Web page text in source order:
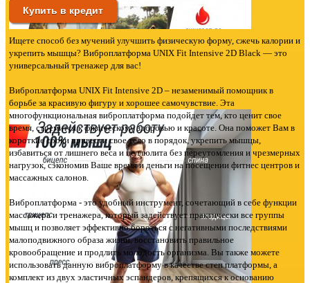
Купить в кредит
Ищете способ без мучений улучшить физическую форму, сжечь калории и
укрепить мышцы? Виброплатформа UNIX Fit Intensive 2D Black — это
универсальный тренажер для вас!
Виброплатформа UNIX Fit Intensive 2D – незаменимый помощник в
борьбе за красивую фигуру и хорошее самочувствие. Эта
многофункциональная виброплатформа подойдет тем, кто ценит свое
время, стремится к физическому здоровью и красоте. Она поможет Вам в
короткие сроки привести свое тело в порядок, укрепить мышцы,
избавиться от лишнего веса и целлюлита без переутомления и чрезмерных
нагрузок, сэкономив Ваше время и деньги на посещении фитнес центров и
массажных салонов.
Виброплатформа - это удобный инструмент, сочетающий в себе функции
массажера и тренажера, который задействует практически все группы
мышц и позволяет эффективно бороться с негативными последствиями
малоподвижного образа жизни, восстановить правильное
кровообращение и продлить молодость организма. Вы также можете
использовать данную виброплатформу в качестве степ платформы, а
комплект из двух эластичных эспандеров, крепящихся к основанию